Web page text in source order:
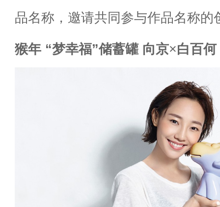
品名称，邀请共同参与作品名称的
猴年 “梦幸福”储蓄罐 向京×白百何